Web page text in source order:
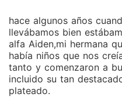
mate. Pero hoy mi día es diferente hoy al fin se quién
soy. Mi vida talvez puede cambiar para bien o mal.
Continuación de ~eres
hermana de la diosa
hace algunos años
llevábamos bien
alfa Aiden,mi hermana
había niños que nos
tanto y comenzaron a
incluido su tan
plateado.